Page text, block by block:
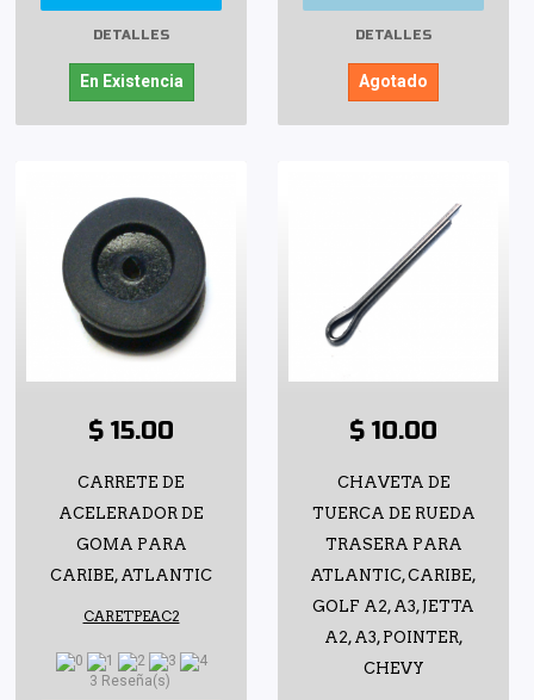
DETALLES
En Existencia
DETALLES
Agotado
$ 15.00
CARRETE DE
ACELERADOR DE
GOMA PARA
CARIBE, ATLANTIC
CARETPEAC2
3 Reseña(s)
$ 10.00
CHAVETA DE
TUERCA DE RUEDA
TRASERA PARA
ATLANTIC, CARIBE,
GOLF A2, A3, JETTA
A2, A3, POINTER,
CHEVY